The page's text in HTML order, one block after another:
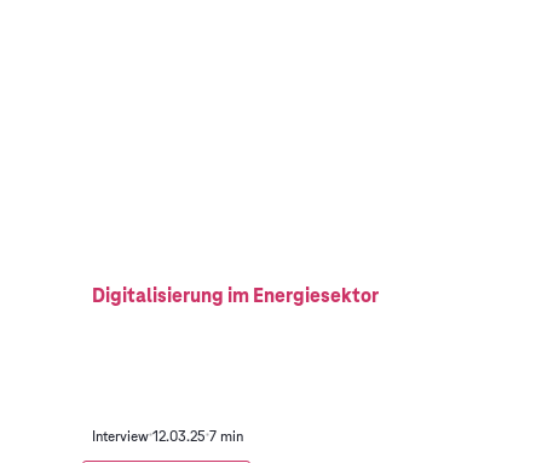
Digitalisierung im Energiesektor
Interview 12.03.25 7 min